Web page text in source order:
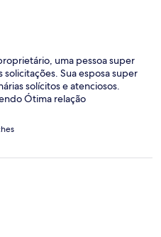
uma pessoa super
Sua esposa super
solícitos e atenciosos.
Ótima relação